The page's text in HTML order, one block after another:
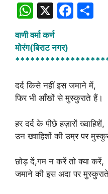
W
h
at
s
p
p
X
F
e
o
o
k
e
वाणी वर्मा कर्ण
मोरंग(बिराट नगर)
दर्द किसे नहीं इस जमाने में,
फिर भी आँखों से मुस्कुराते हैं।
हर दर्द के पीछे हज़ारों ख्वाहिशें,
उन ख्वाहिशों की उम्र पर
छोड़ दें,गम न करें तो क्या करें,
जमाने की इस अदा पर